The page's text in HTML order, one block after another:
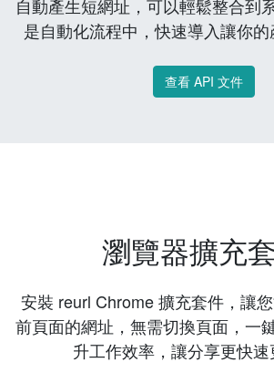
自動產生短網址，可以輕鬆整合到
是自動化流程中，快速導入讓你的
查看 API 文件
瀏覽器擴充
安裝 reurl Chrome 擴充套件，讓
前頁面的網址，無需切換頁面，一
升工作效率，讓分享更快速